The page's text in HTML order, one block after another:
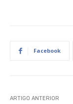
Facebook
ARTIGO ANTERIOR